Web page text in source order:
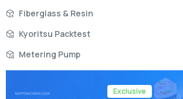
Fiberglass & Resin
Kyoritsu Packtest
Metering Pump
Exclusive